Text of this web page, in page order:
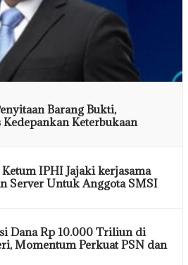
Barang Bukti,
Kedepankan Keterbukaan
IPHI Jajaki kerjasama
Server Untuk Anggota SMSI
Dana Rp 10.000 Triliun di
Momentum Perkuat PSN dan